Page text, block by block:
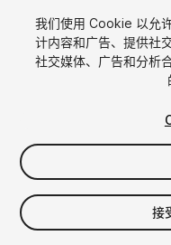
$15
增值税将在结算时计算
我们使用 Cookie 以允
计内容和广告、提供社
社交媒体、广告和分析
接